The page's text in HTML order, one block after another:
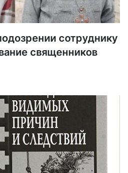
сотруднику
священников